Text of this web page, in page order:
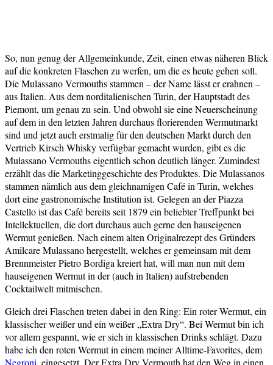
So, nun genug der Allgemeinkunde, Zeit, einen etwas näheren Blick
auf die konkreten Flaschen zu werfen, um die es heute gehen soll.
Die Mulassano Vermouths stammen – der Name lässt er erahnen –
aus Italien. Aus dem norditalienischen Turin, der Hauptstadt des
Piemont, um genau zu sein. Und obwohl sie eine Neuerscheinung
auf dem in den letzten Jahren durchaus florierenden Wermutmarkt
sind und jetzt auch erstmalig für den deutschen Markt durch den
Vertrieb Kirsch Whisky verfügbar gemacht wurden, gibt es die
Mulassano Vermouths eigentlich schon deutlich länger. Zumindest
erzählt das die Marketinggeschichte des Produktes. Die Mulassanos
stammen nämlich aus dem gleichnamigen Café in Turin, welches
dort eine gastronomische Institution ist. Gelegen an der Piazza
Castello ist das Café bereits seit 1879 ein beliebter Treffpunkt bei
Intellektuellen, die dort durchaus auch gerne den hauseigenen
Wermut genießen. Nach einem alten Originalrezept des Gründers
Amilcare Mulassano hergestellt, welches er gemeinsam mit dem
Brennmeister Pietro Bordiga kreiert hat, will man nun mit dem
hauseigenen Wermut in der (auch in Italien) aufstrebenden
Cocktailwelt mitmischen.
Gleich drei Flaschen treten dabei in den Ring: Ein roter Wermut, ein
klassischer weißer und ein weißer „Extra Dry“. Bei Wermut bin ich
vor allem gespannt, wie er sich in klassischen Drinks schlägt. Dazu
habe ich den roten Wermut in einem meiner Alltime-Favorites, dem